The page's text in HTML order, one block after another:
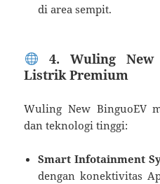
di area sempit.
4. Wuling New
Listrik Premium
Wuling New BinguoEV
dan teknologi tinggi:
Smart Infotainment
dengan konektivitas